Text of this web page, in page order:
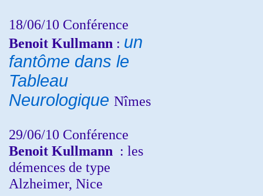
18/06/10 Conférence
Benoit Kullmann : un
fantôme dans le
Tableau
Neurologique Nîmes
29/06/10 Conférence
Benoit Kullmann : les
démences de type
Alzheimer, Nice